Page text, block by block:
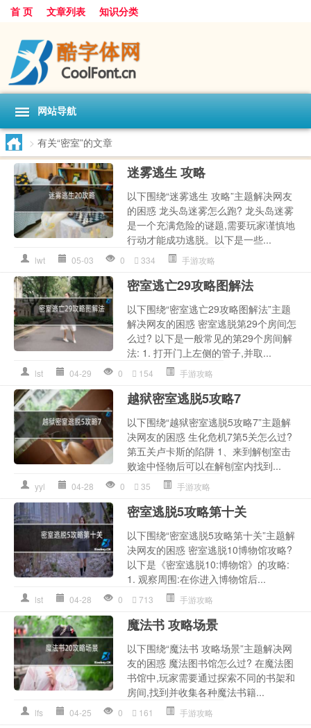
首 页 文章列表 知识分类
网站导航
> 有关“密室”的文章
迷雾逃生 攻略
以下围绕“迷雾逃生 攻略”主题解决网友
的困惑 龙头岛迷雾怎么跑? 龙头岛迷雾
是一个充满危险的谜题,需要玩家谨慎地
行动才能成功逃脱。以下是一些...
lwt 05-03 0 334 手游攻略
密室逃亡29攻略图解法
以下围绕“密室逃亡29攻略图解法”主题
解决网友的困惑 密室逃脱第29个房间怎
么过? 以下是一般常见的第29个房间解
法: 1. 打开门上左侧的管子,并取...
lst 04-29 0 154 手游攻略
越狱密室逃脱5攻略7
以下围绕“越狱密室逃脱5攻略7”主题解
决网友的困惑 生化危机7第5关怎么过?
第五关卢卡斯的陷阱 1、来到解刨室击
败途中怪物后可以在解刨室内找到...
yyl 04-28 0 35 手游攻略
密室逃脱5攻略第十关
以下围绕“密室逃脱5攻略第十关”主题解
决网友的困惑 密室逃脱10博物馆攻略?
以下是《密室逃脱10:博物馆》的攻略:
1. 观察周围:在你进入博物馆后...
lst 04-28 0 713 手游攻略
魔法书 攻略场景
以下围绕“魔法书 攻略场景”主题解决网
友的困惑 魔法图书馆怎么过? 在魔法图
书馆中,玩家需要通过探索不同的书架和
房间,找到并收集各种魔法书籍...
lfs 04-25 0 161 手游攻略